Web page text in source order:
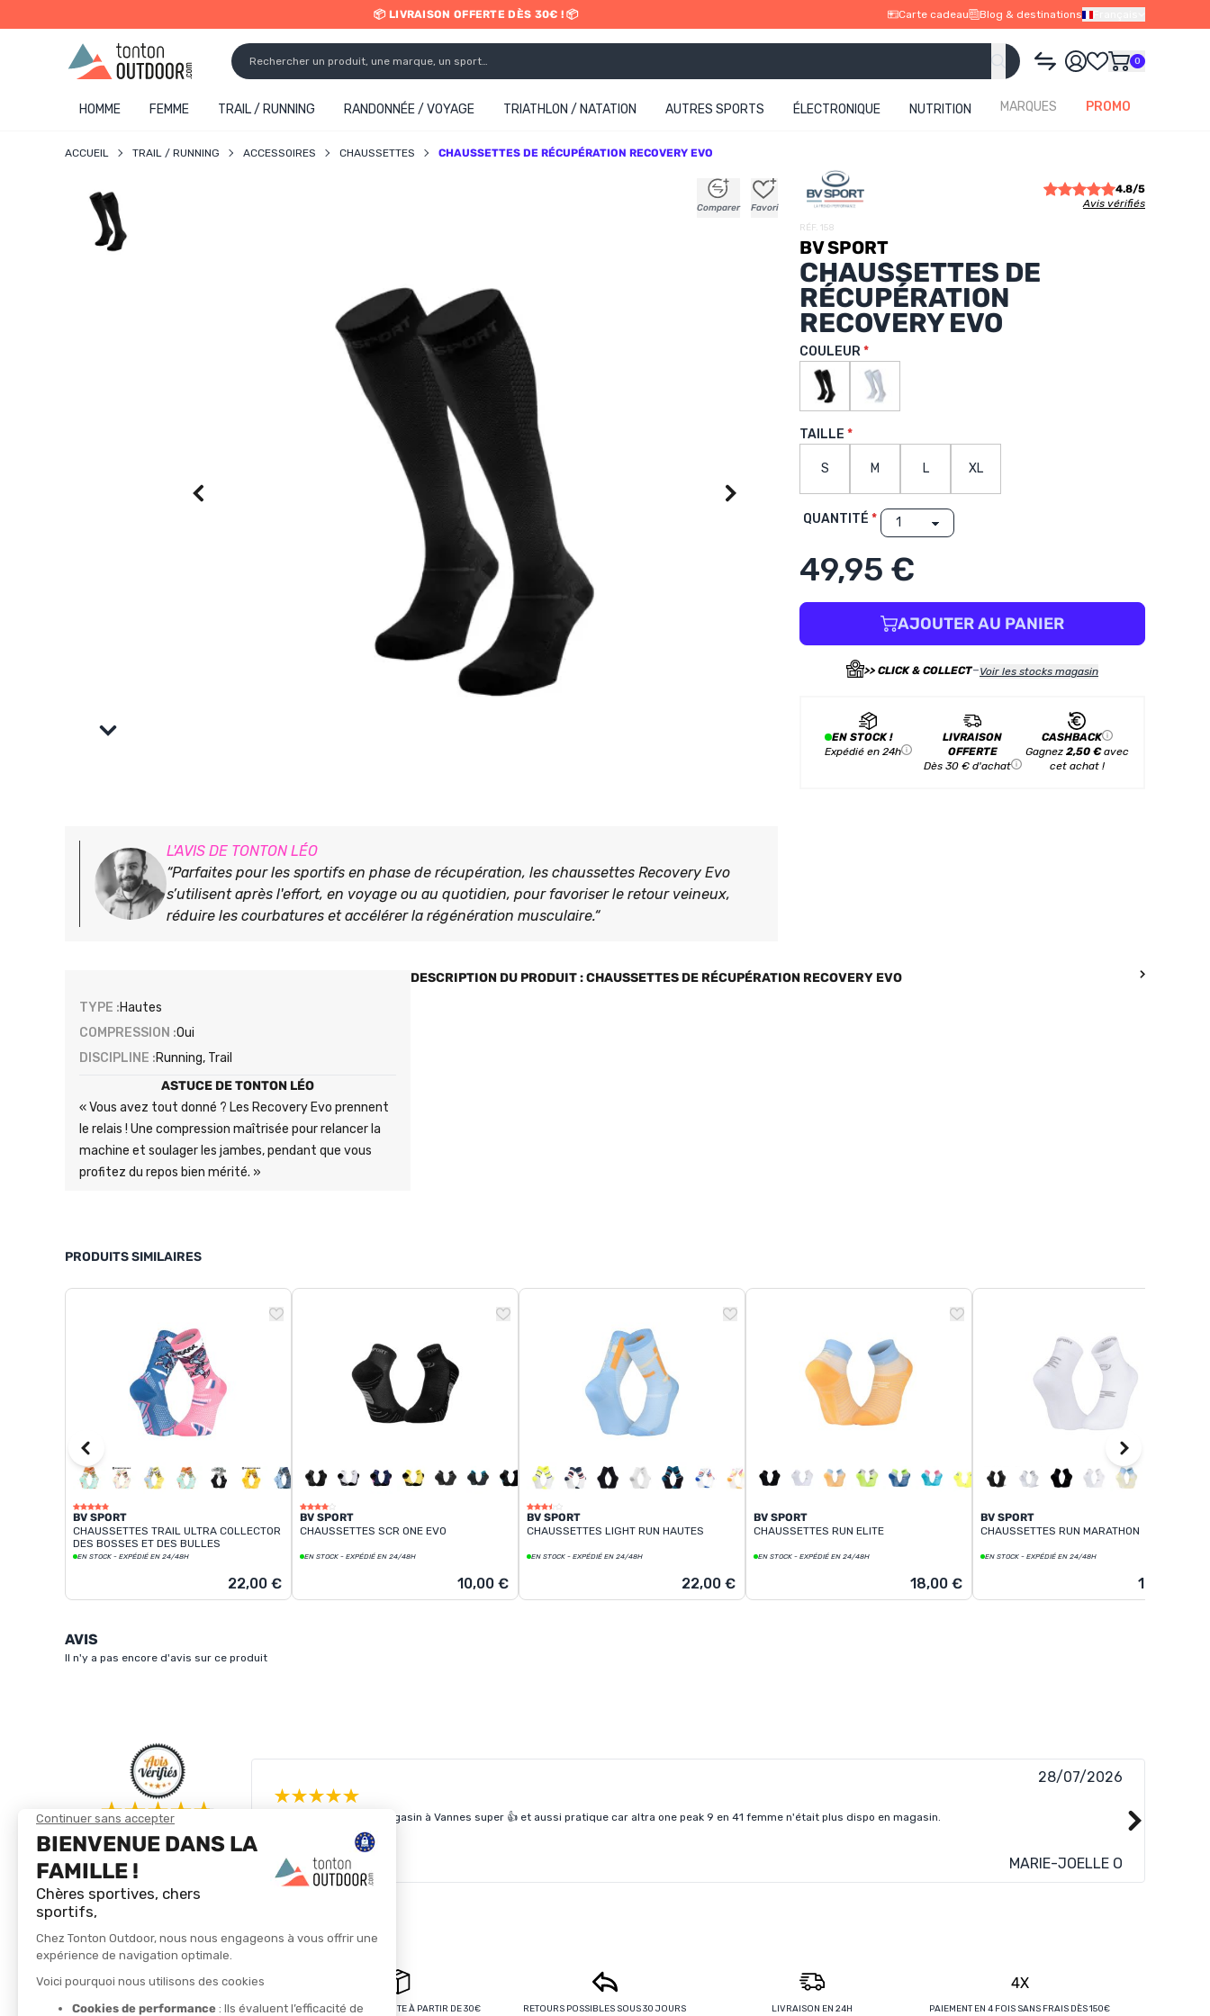
content
📦 LIVRAISON OFFERTE DÈS 30€ ! 📦
✨ RETRAIT EN MAGASIN GRATUIT
Carte cadeau Blog & destinations
0
HOMME FEMME TRAIL / RUNNING RANDONNÉE / VOYAGE TRIATHLON / NATATION AUTRES SPORTS ÉLECTRONIQUE NUTRITION MARQUES PROMO
ACCUEIL TRAIL / RUNNING ACCESSOIRES CHAUSSETTES CHAUSSETTES DE RÉCUPÉRATION RECOVERY EVO
+
+
Comparer
+
+
Favori
L'AVIS DE TONTON LÉO
“Parfaites pour les sportifs en phase de récupération, les chaussettes Recovery Evo
s’utilisent après l'effort, en voyage ou au quotidien, pour favoriser le retour veineux,
réduire les courbatures et accélérer la régénération musculaire.“
4.8/5
Avis vérifiés
RÉF. 158
BV SPORT
CHAUSSETTES DE
RÉCUPÉRATION
RECOVERY EVO
COULEUR
TAILLE
S M L XL
QUANTITÉ
49,95 €
AJOUTER AU PANIER
>> CLICK & COLLECT-Voir les stocks magasin
EN STOCK !
Expédié en 24h
LIVRAISON
OFFERTE
Dès 30 € d'achat
CASHBACK
Gagnez 2,50 €avec
cet achat !
TYPE :Hautes
COMPRESSION :Oui
DISCIPLINE :Running, Trail
ASTUCE DE TONTON LÉO
« Vous avez tout donné ? Les Recovery Evo prennent
le relais ! Une compression maîtrisée pour relancer la
machine et soulager les jambes, pendant que vous
profitez du repos bien mérité. »
DESCRIPTION DU PRODUIT : CHAUSSETTES DE RÉCUPÉRATION RECOVERY EVO
PRODUITS SIMILAIRES
BV SPORT
CHAUSSETTES TRAIL ULTRA COLLECTOR
DES BOSSES ET DES BULLES
EN STOCK - EXPÉDIÉ EN 24/48H
22,00 €
BV SPORT
CHAUSSETTES SCR ONE EVO
EN STOCK - EXPÉDIÉ EN 24/48H
10,00 €
BV SPORT
CHAUSSETTES LIGHT RUN HAUTES
EN STOCK - EXPÉDIÉ EN 24/48H
22,00 €
BV SPORT
CHAUSSETTES RUN ELITE
EN STOCK - EXPÉDIÉ EN 24/48H
18,00 €
BV SPORT
CHAUSSETTES RUN MARATHON
EN STOCK - EXPÉDIÉ EN 24/48H
19,95 €
AVIS
Il n'y a pas encore d'avis sur ce produit
4.8/5
Basé sur4 256 avis des 12 derniers mois
28/07/2026
Rapide et retrait en magasin à Vannes super 👍 et aussi pratique car altra one peak 9 en 41 femme n'était plus dispo en magasin.
MARIE-JOELLE O
PAIEMENT SÉCURISÉ LIVRAISON GRATUITE À PARTIR DE 30€ RETOURS POSSIBLES SOUS 30 JOURS LIVRAISON EN 24H
4X
PAIEMENT EN 4 FOIS SANS FRAIS DÈS 150€